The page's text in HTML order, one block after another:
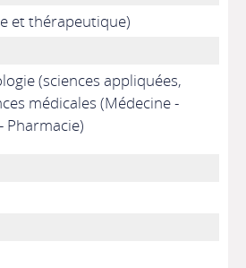
et thérapeutique)
(sciences appliquées,
médicales (Médecine -
Pharmacie)